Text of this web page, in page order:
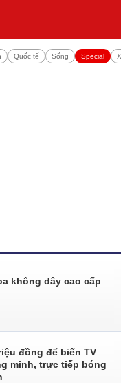
Quốc tế Sống Special
không dây cao cấp
đồng để biến TV
minh, trực tiếp bóng